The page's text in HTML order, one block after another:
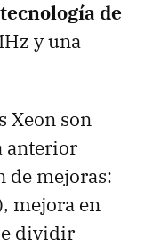
de
y una
Xeon son
anterior
de mejoras:
mejora en
dividir